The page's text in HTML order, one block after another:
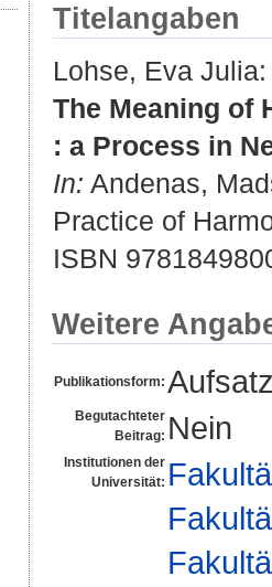
Titelangaben
Lohse, Eva Julia:
The Meaning of
: a Process in
In: Andenas,
Practice of
ISBN
Weitere
Publikationsform:
Begutachteter
Beitrag: Nein
Institutionen der
Universität: